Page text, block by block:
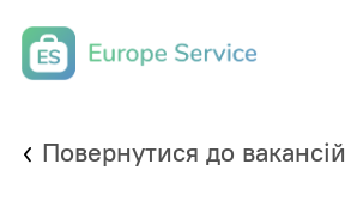
Повернутися до вакансій